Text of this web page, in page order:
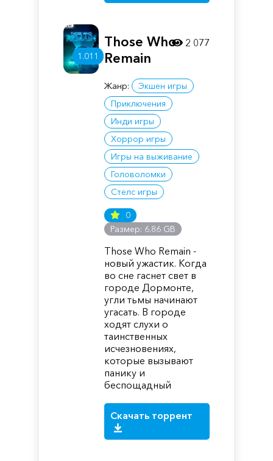
1.011
Those Who
Remain
Жанр:
Экшен игры
Приключения
Инди игры
Хоррор игры
Игры на выживание
Головоломки
Стелс игры
0
Размер: 6.86 GB
Those Who Remain -
новый ужастик. Когда
во сне гаснет свет в
городе Дормонте,
угли тьмы начинают
угасать. В городе
ходят слухи о
таинственных
исчезновениях,
которые вызывают
панику и
беспощадный
Скачать торрент
2 077